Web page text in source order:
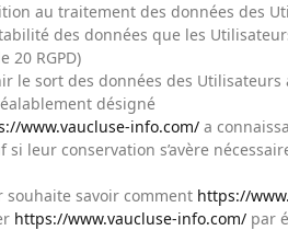
au traitement des données des
des données que les
20 RGPD)
le sort des données des
désigné
www.vaucluse-info.com/ a
si leur conservation s’avère
souhaite savoir comment https://
https://www.vaucluse-info.com/ par